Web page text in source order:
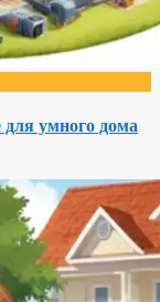
умного дома